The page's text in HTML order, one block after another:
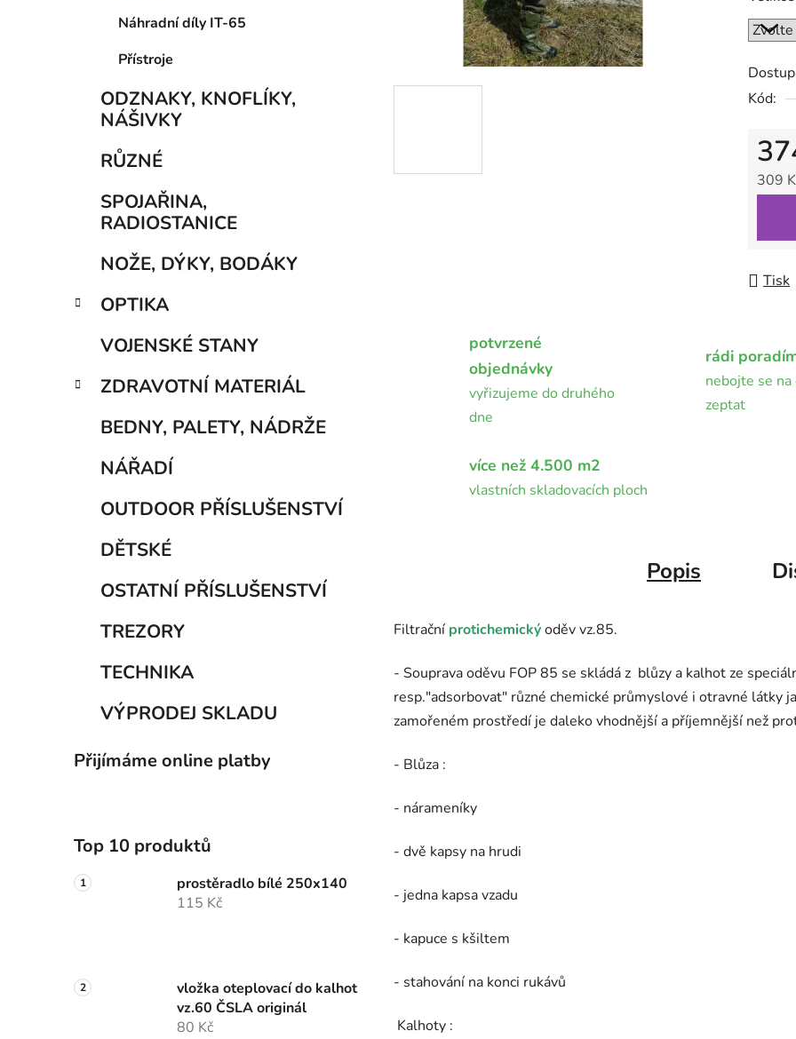
Náhradní díly IT-65
Přístroje
ODZNAKY, KNOFLÍKY,
NÁŠIVKY
RŮZNÉ
SPOJAŘINA,
RADIOSTANICE
NOŽE, DÝKY, BODÁKY
OPTIKA
VOJENSKÉ STANY
ZDRAVOTNÍ MATERIÁL
BEDNY, PALETY, NÁDRŽE
NÁŘADÍ
OUTDOOR PŘÍSLUŠENSTVÍ
DĚTSKÉ
OSTATNÍ PŘÍSLUŠENSTVÍ
TREZORY
TECHNIKA
VÝPRODEJ SKLADU
Přijímáme online platby
Top 10 produktů
prostěradlo bílé 250x140
115 Kč
vložka oteplovací do kalhot
vz.60 ČSLA originál
80 Kč
0,0
z
Kód:
309
Tisk
potvrzené
objednávky
vyřizujeme do druhého
dne
rádi
nebojte se
zeptat
více než 4.500 m2
vlastních skladovacích ploch
Popis
Filtrační protichemickýoděv vz.85.
- Souprava oděvu FOP 85 se skládá z blůzy a kalhot ze
resp."adsorbovat" různé chemické průmyslové i otravné látky
zamořeném prostředí je daleko vhodnější a příjemnější než
- Blůza :
- nárameníky
- dvě kapsy na hrudi
- jedna kapsa vzadu
- kapuce s kšiltem
- stahování na konci rukávů
Kalhoty :